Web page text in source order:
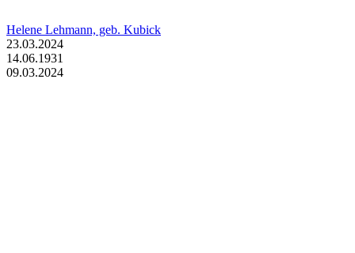
Helene Lehmann, geb. Kubick
23.03.2024
14.06.1931
09.03.2024